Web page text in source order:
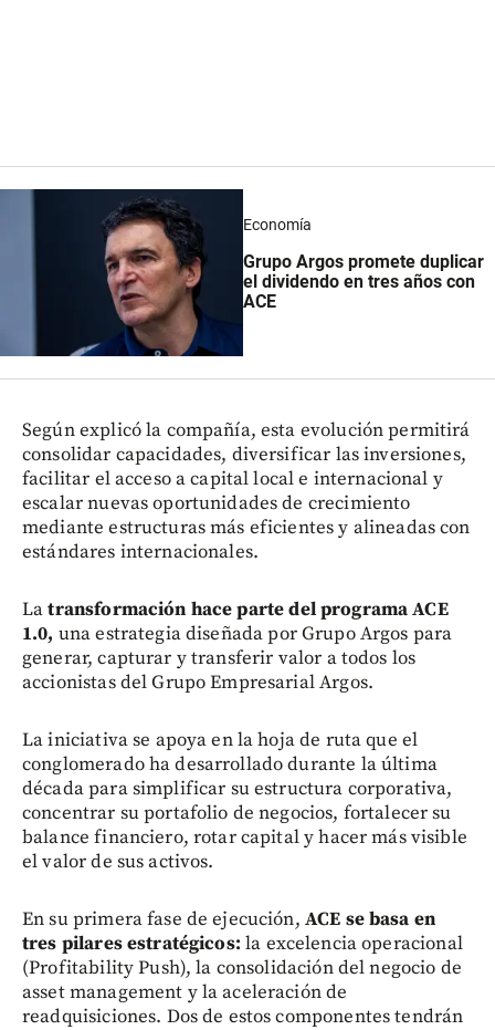
Economía
Grupo Argos promete duplicar
el dividendo en tres años con
ACE
Según explicó la compañía, esta evolución permitirá
consolidar capacidades, diversificar las inversiones,
facilitar el acceso a capital local e internacional y
escalar nuevas oportunidades de crecimiento
mediante estructuras más eficientes y alineadas con
estándares internacionales.
Latransformación hace parte del programa ACE
1.0, una estrategia diseñada por Grupo Argos para
generar, capturar y transferir valor a todos los
accionistas del Grupo Empresarial Argos.
La iniciativa se apoya en la hoja de ruta que el
conglomerado ha desarrollado durante la última
década para simplificar su estructura corporativa,
concentrar su portafolio de negocios, fortalecer su
balance financiero, rotar capital y hacer más visible
el valor de sus activos.
En su primera fase de ejecución, ACE se basa en
tres pilares estratégicos: la excelencia operacional
(Profitability Push), la consolidación del negocio de
asset management y la aceleración de
readquisiciones. Dos de estos componentes tendrán